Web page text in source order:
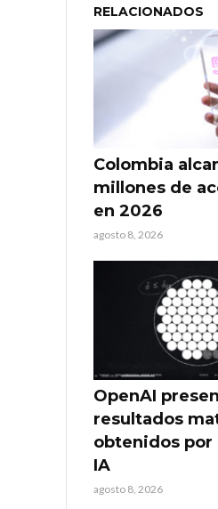
RELACIONADOS
Colombia
millones de
en 2026
agosto 8, 2026
OpenAI
resultados
obtenidos por
IA
agosto 8, 2026